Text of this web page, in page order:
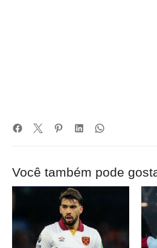
Você também pode